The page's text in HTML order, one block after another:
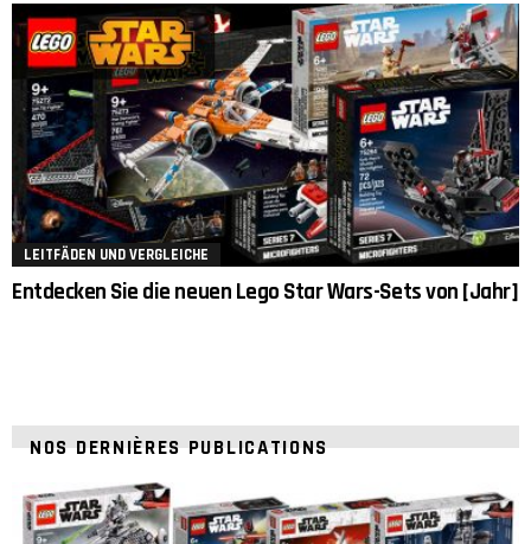
LEITFÄDEN UND VERGLEICHE
Entdecken Sie die neuen Lego Star Wars-Sets von [Jahr]
NOS DERNIÈRES PUBLICATIONS